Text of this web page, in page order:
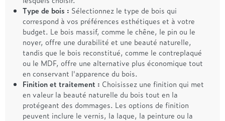
Type de bois : Sélectionnez le type de bois qui
correspond à vos préférences esthétiques et à votre
budget. Le bois massif, comme le chêne, le pin ou le
noyer, offre une durabilité et une beauté naturelle,
tandis que le bois reconstitué, comme le contreplaqué
ou le MDF, offre une alternative plus économique tout
en conservant l'apparence du bois.
Finition et traitement : Choisissez une finition qui met
en valeur la beauté naturelle du bois tout en la
protégeant des dommages. Les options de finition
peuvent inclure le vernis, la laque, la peinture ou la